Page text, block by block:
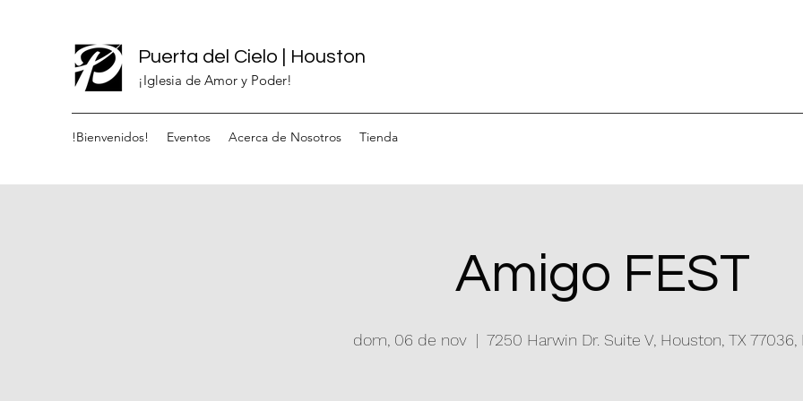
Puerta del Cielo | Houston
¡Iglesia de Amor y Poder!
!Bienvenidos! Eventos Acerca de Nosotros Tienda
Amigo FEST
dom, 06 de nov
  |
7250 Harwin Dr. Suite V, Houston, TX 77036,